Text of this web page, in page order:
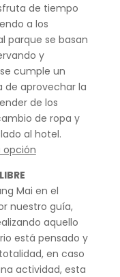
de tiempo
a los
parque se basan
y
cumple un
de aprovechar la
de los
de ropa y
al hotel.
opción
Mai en el
nuestro guía,
aquello
está pensado y
en caso
actividad, esta